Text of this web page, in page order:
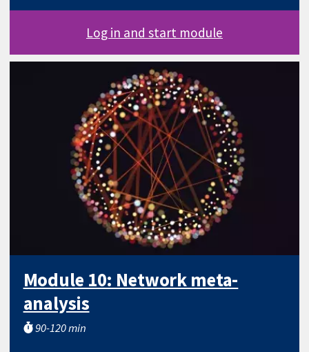
Log in and start module
Module 10: Network meta-
analysis
90-120 min